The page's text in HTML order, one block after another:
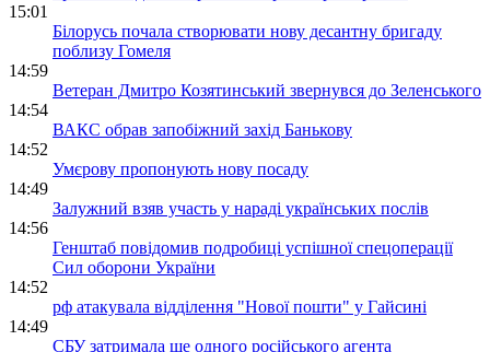
15:01
Білорусь почала створювати нову десантну бригаду
поблизу Гомеля
14:59
Ветеран Дмитро Козятинський звернувся до Зеленського
14:54
ВАКС обрав запобіжний захід Банькову
14:52
Умєрову пропонують нову посаду
14:49
Залужний взяв участь у нараді українських послів
14:56
Генштаб повідомив подробиці успішної спецоперації
Сил оборони України
14:52
рф атакувала відділення "Нової пошти" у Гайсині
14:49
СБУ затримала ще одного російського агента